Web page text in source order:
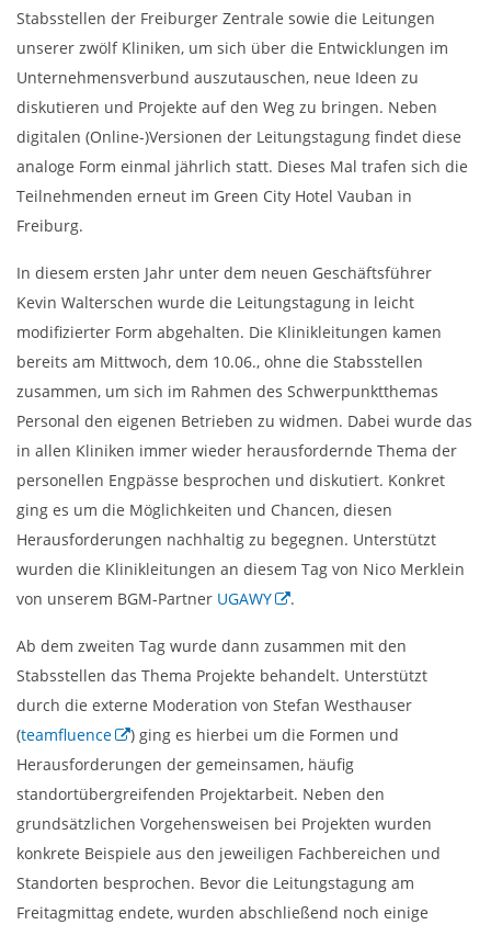
Stabsstellen der Freiburger Zentrale sowie die Leitungen
unserer zwölf Kliniken, um sich über die Entwicklungen im
Unternehmensverbund auszutauschen, neue Ideen zu
diskutieren und Projekte auf den Weg zu bringen. Neben
digitalen (Online-)Versionen der Leitungstagung findet diese
analoge Form einmal jährlich statt. Dieses Mal trafen sich die
Teilnehmenden erneut im Green City Hotel Vauban in
Freiburg.
In diesem ersten Jahr unter dem neuen Geschäftsführer
Kevin Walterschen wurde die Leitungstagung in leicht
modifizierter Form abgehalten. Die Klinikleitungen kamen
bereits am Mittwoch, dem 10.06., ohne die Stabsstellen
zusammen, um sich im Rahmen des Schwerpunktthemas
Personal den eigenen Betrieben zu widmen. Dabei wurde das
in allen Kliniken immer wieder herausfordernde Thema der
personellen Engpässe besprochen und diskutiert. Konkret
ging es um die Möglichkeiten und Chancen, diesen
Herausforderungen nachhaltig zu begegnen. Unterstützt
wurden die Klinikleitungen an diesem Tag von Nico Merklein
von unserem BGM-Partner UGAWY .
Ab dem zweiten Tag wurde dann zusammen mit den
Stabsstellen das Thema Projekte behandelt. Unterstützt
durch die externe Moderation von Stefan Westhauser
(teamfluence
) ging es hierbei um die Formen und
Herausforderungen der gemeinsamen, häufig
standortübergreifenden Projektarbeit. Neben den
grundsätzlichen Vorgehensweisen bei Projekten wurden
konkrete Beispiele aus den jeweiligen Fachbereichen und
Standorten besprochen. Bevor die Leitungstagung am
Freitagmittag endete, wurden abschließend noch einige